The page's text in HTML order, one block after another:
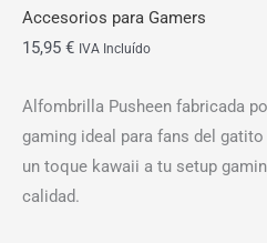
Accesorios para Gamers
15,95 € IVA Incluído
Alfombrilla Pusheen fabricada
gaming ideal para fans del
un toque kawaii a tu setup
calidad.